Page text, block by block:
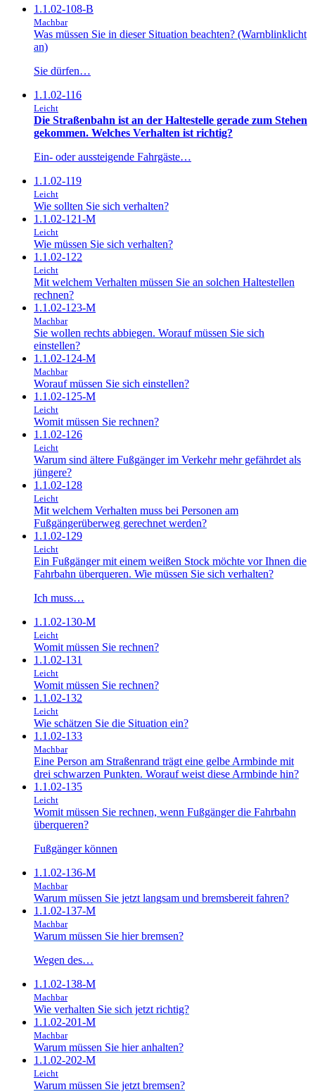
1.1.02-108-B
Machbar
Was müssen Sie in dieser Situation beachten? (Warnblinklicht
an)
Sie dürfen…
1.1.02-116
Leicht
Die Straßenbahn ist an der Haltestelle gerade zum Stehen
gekommen. Welches Verhalten ist richtig?
Ein- oder aussteigende Fahrgäste…
1.1.02-119
Leicht
Wie sollten Sie sich verhalten?
1.1.02-121-M
Leicht
Wie müssen Sie sich verhalten?
1.1.02-122
Leicht
Mit welchem Verhalten müssen Sie an solchen Haltestellen
rechnen?
1.1.02-123-M
Machbar
Sie wollen rechts abbiegen. Worauf müssen Sie sich
einstellen?
1.1.02-124-M
Machbar
Worauf müssen Sie sich einstellen?
1.1.02-125-M
Leicht
Womit müssen Sie rechnen?
1.1.02-126
Leicht
Warum sind ältere Fußgänger im Verkehr mehr gefährdet als
jüngere?
1.1.02-128
Leicht
Mit welchem Verhalten muss bei Personen am
Fußgängerüberweg gerechnet werden?
1.1.02-129
Leicht
Ein Fußgänger mit einem weißen Stock möchte vor Ihnen die
Fahrbahn überqueren. Wie müssen Sie sich verhalten?
Ich muss…
1.1.02-130-M
Leicht
Womit müssen Sie rechnen?
1.1.02-131
Leicht
Womit müssen Sie rechnen?
1.1.02-132
Leicht
Wie schätzen Sie die Situation ein?
1.1.02-133
Machbar
Eine Person am Straßenrand trägt eine gelbe Armbinde mit
drei schwarzen Punkten. Worauf weist diese Armbinde hin?
1.1.02-135
Leicht
Womit müssen Sie rechnen, wenn Fußgänger die Fahrbahn
überqueren?
Fußgänger können
1.1.02-136-M
Machbar
Warum müssen Sie jetzt langsam und bremsbereit fahren?
1.1.02-137-M
Machbar
Warum müssen Sie hier bremsen?
Wegen des…
1.1.02-138-M
Machbar
Wie verhalten Sie sich jetzt richtig?
1.1.02-201-M
Machbar
Warum müssen Sie hier anhalten?
1.1.02-202-M
Leicht
Warum müssen Sie jetzt bremsen?